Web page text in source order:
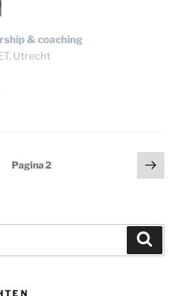
& coaching
Utrecht
Pagina2